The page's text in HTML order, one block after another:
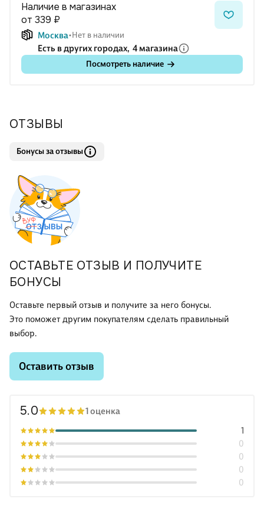
когда невзгоды так и сыплются на голову, когда появляются
проблемы в личной жизни и на работе, когда кажется, что
нет просвета, — тогда нам просто необходимо совершить
молитву. В ней заключена поистине необычная и великая
сила. Сила молитв поможет нам ре
Наличие в магазинах
от 339 ₽
Москва Нет в наличии
Есть в других городах, 4 магазина
Посмотреть наличие
ОТЗЫВЫ
Бонусы за отзывы
ОСТАВЬТЕ ОТЗЫВ И ПОЛУЧИТЕ
БОНУСЫ
Оставьте первый отзыв и получите за него бонусы.
Это поможет другим покупателям сделать правильный
выбор.
Оставить отзыв
5.0 1 оценка
0
0
0
0
1